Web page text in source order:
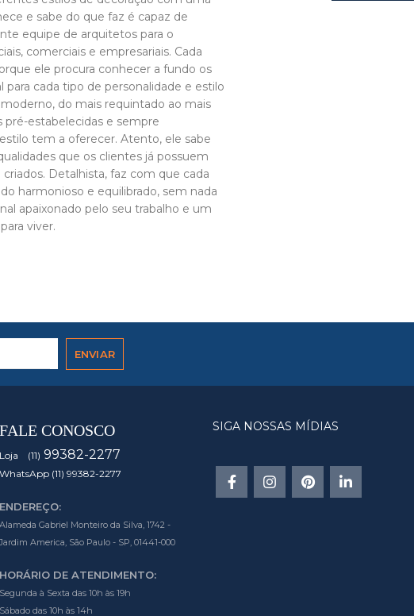
e sabe do que faz é capaz de
equipe de arquitetos para o
comerciais e empresariais. Cada
ele procura conhecer a fundo os
para cada tipo de personalidade e estilo
do mais requintado ao mais
pré-estabelecidas e sempre
tem a oferecer. Atento, ele sabe
que os clientes já possuem
Detalhista, faz com que cada
harmonioso e equilibrado, sem nada
apaixonado pelo seu trabalho e um
viver.
FALE CONOSCO
Loja (11) 99382-2277
WhatsApp (11) 99382-2277
ENDEREÇO:
Alameda Gabriel Monteiro da Silva, 1742 -
Jardim America, São Paulo - SP, 01441-000
HORÁRIO DE ATENDIMENTO:
Segunda à Sexta das 10h às 19h
Sábado das 10h às 14h
SIGA NOSSAS MÍDIAS